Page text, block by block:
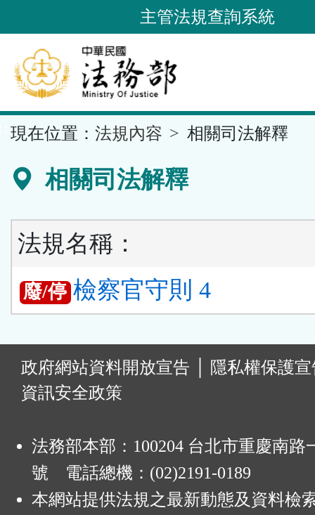
到
要
內
容
區
主管法規查詢系統
現在位置： 法規內容 相關司法解釋
相關司法解釋
法規名稱：
廢/停 檢察官守則 4
政府網站資料開放宣告
隱私權保護
資訊安全政策
法務部本部：100204 台北市重慶南路
號 電話總機：(02)2191-0189
本網站提供法規之最新動態及資料檢